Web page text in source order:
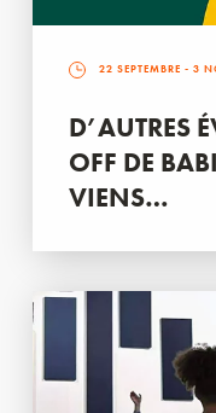
22 SEPTEMBRE - 3
D’AUTRES
OFF DE
VIENS…